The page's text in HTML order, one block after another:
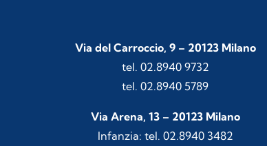
Via del Carroccio, 9 – 20123 Milano
tel. 02.8940 9732
tel. 02.8940 5789
Via Arena, 13 – 20123 Milano
Infanzia: tel. 02.8940 3482